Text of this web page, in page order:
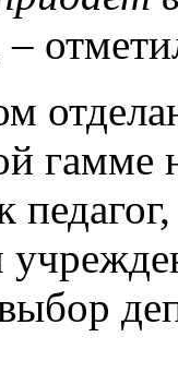
–
гамме